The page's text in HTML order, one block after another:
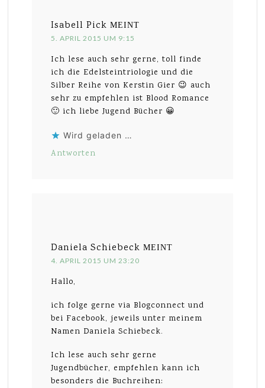
Isabell Pick MEINT
5. APRIL 2015 UM 9:15
Ich lese auch sehr gerne, toll finde
ich die Edelsteintriologie und die
Silber Reihe von Kerstin Gier 😉 auch
sehr zu empfehlen ist Blood Romance
🙂 ich liebe Jugend Bücher 😀
Wird geladen …
Antworten
Daniela Schiebeck MEINT
4. APRIL 2015 UM 23:20
Hallo,
ich folge gerne via Blogconnect und
bei Facebook, jeweils unter meinem
Namen Daniela Schiebeck.
Ich lese auch sehr gerne
Jugendbücher, empfehlen kann ich
besonders die Buchreihen: